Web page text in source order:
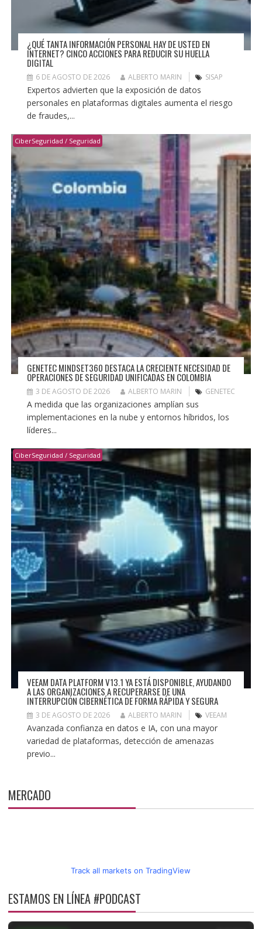
¿QUÉ TANTA INFORMACIÓN PERSONAL HAY DE USTED EN
INTERNET? CINCO ACCIONES PARA REDUCIR SU HUELLA
DIGITAL
6 DE AGOSTO DE 2026 ALBERTO MARIN SISAP
Expertos advierten que la exposición de datos
personales en plataformas digitales aumenta el riesgo
de fraudes,...
CiberSeguridad / Seguridad
GENETEC MINDSET360 DESTACA LA CRECIENTE NECESIDAD DE
OPERACIONES DE SEGURIDAD UNIFICADAS EN COLOMBIA
3 DE AGOSTO DE 2026 ALBERTO MARIN GENETEC
A medida que las organizaciones amplían sus
implementaciones en la nube y entornos híbridos, los
líderes...
CiberSeguridad / Seguridad
VEEAM DATA PLATFORM V13.1 YA ESTÁ DISPONIBLE, AYUDANDO
A LAS ORGANIZACIONES A RECUPERARSE DE UNA
INTERRUPCIÓN CIBERNÉTICA DE FORMA RÁPIDA Y SEGURA
3 DE AGOSTO DE 2026 ALBERTO MARIN VEEAM
Avanzada confianza en datos e IA, con una mayor
variedad de plataformas, detección de amenazas
previo...
MERCADO
Track all markets on TradingView
ESTAMOS EN LÍNEA #PODCAST